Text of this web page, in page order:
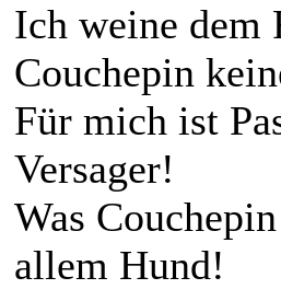
Ich weine dem
Couchepin
Für mich ist
Versager!
Was
allem Hund!